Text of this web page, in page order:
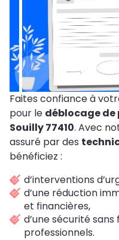
Faites confiance à
pour le déblocage de
Souilly 77410. Avec
assuré par des
bénéficiez :
d’interventions
d’une réduction
et financières,
d’une sécurité
professionnels.